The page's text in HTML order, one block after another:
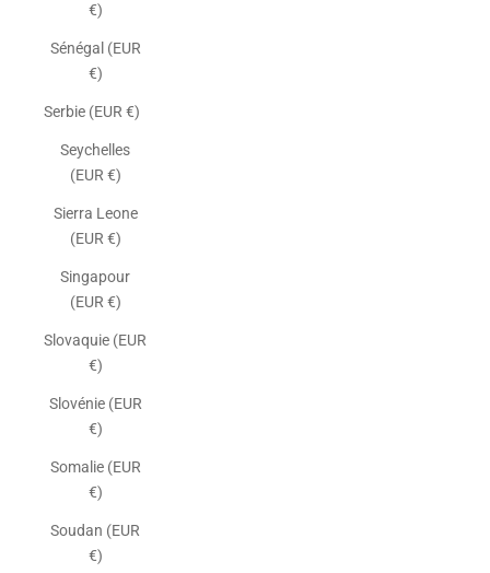
€)
Sénégal (EUR
€)
Serbie (EUR €)
Seychelles
(EUR €)
Sierra Leone
(EUR €)
Singapour
(EUR €)
Slovaquie (EUR
€)
Slovénie (EUR
€)
Somalie (EUR
€)
Soudan (EUR
€)